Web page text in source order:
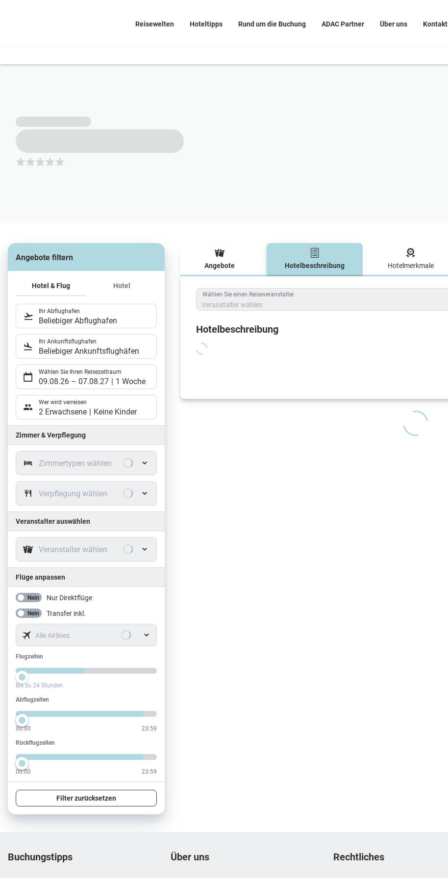
Reisewelten Hoteltipps Rund um die Buchung ADAC Partner Über uns Kontakt
5
Angebote filtern
Hotel & Flug Hotel
Ihr Abflughafen
Beliebiger Abflughafen
Ihr Ankunftsflughafen
Beliebiger Ankunftsflughäfen
Wählen Sie Ihren Reisezeitraum
09.08.26 – 07.08.27 1 Woche
Wer wird verreisen
2 Erwachsene Keine Kinder
Zimmer & Verpflegung
Zimmertypen wählen
Verpflegung wählen
Veranstalter auswählen
Veranstalter wählen
Flüge anpassen
Nein Nur Direktflüge
Nein Transfer inkl.
Alle Airlines
Flugzeiten
Flugzeiten
Bis zu 24 Stunden
Abflugzeiten
Abflugzeiten
00:00 23:59
Rückflugzeiten
Rückflugzeiten
00:00 23:59
Filter zurücksetzen
Angebote Hotelbeschreibung Hotelmerkmale
Hotelbeschreibung
Wählen Sie einen Reiseveranstalter
Veranstalter wählen
Hotelbeschreibung
Footer navigation
Buchungstipps Über uns Rechtliches